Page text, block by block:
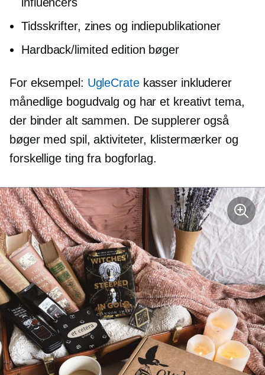
Tidsskrifter, zines og indiepublikationer
Hardback/limited edition bøger
For eksempel: UgleCratekasser inkluderer
månedlige bogudvalg og har et kreativt tema,
der binder alt sammen. De supplerer også
bøger med spil, aktiviteter, klistermærker og
forskellige ting fra bogforlag.